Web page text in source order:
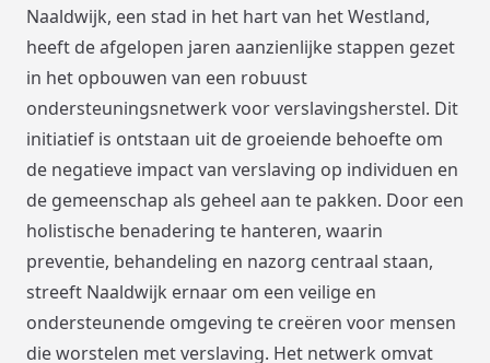
Naaldwijk, een stad in het hart van het Westland,
heeft de afgelopen jaren aanzienlijke stappen gezet
in het opbouwen van een robuust
ondersteuningsnetwerk voor verslavingsherstel. Dit
initiatief is ontstaan uit de groeiende behoefte om
de negatieve impact van verslaving op individuen en
de gemeenschap als geheel aan te pakken. Door een
holistische benadering te hanteren, waarin
preventie, behandeling en nazorg centraal staan,
streeft Naaldwijk ernaar om een veilige en
ondersteunende omgeving te creëren voor mensen
die worstelen met verslaving. Het netwerk omvat